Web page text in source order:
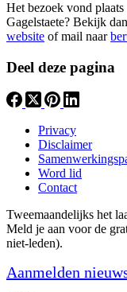
Het bezoek vond
Gagelstaete? Bekijk
website of mail naar
Deel deze pagina
Privacy
Disclaimer
Word lid
Contact
Tweemaandelijks het
Meld je aan voor de
niet-leden).
Aanmelden